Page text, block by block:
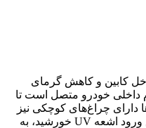
کابین و کاهش گرمای
داخلی خودرو متصل است تا
دارای چراغ‌های کوچکی نیز
هستند که با باز شدن آفتابگیر روشن شده و دید بهتری را در شب یا هنگام استفاده از آینه فراهم می‌کنند. این وسیله نه تنها به افزایش راحتی سرنشینان کمک می‌کند، بلکه با کاهش ورود اشعه UV خورشید، به